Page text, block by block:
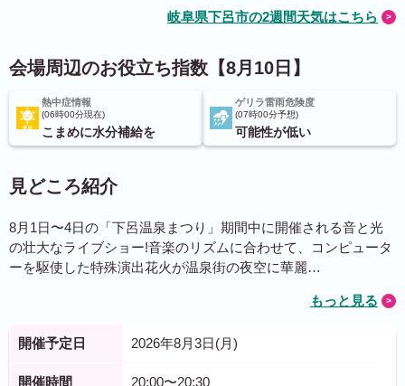
岐阜県下呂市の2週間天気はこちら
会場周辺のお役立ち指数【8月10日】
熱中症情報
06時00分現在
こまめに水分補給を
ゲリラ雷雨危険度
07時00分予想
可能性が低い
見どころ紹介
8月1日〜4日の「下呂温泉まつり」期間中に開催される音と光
の壮大なライブショー!音楽のリズムに合わせて、コンピュータ
ーを駆使した特殊演出花火が温泉街の夜空に華麗…
もっと見る
開催予定日 2026年8月3日(月)
開催時間 20:00〜20:30